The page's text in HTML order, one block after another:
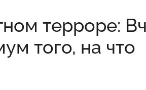
терроре:
того, на что